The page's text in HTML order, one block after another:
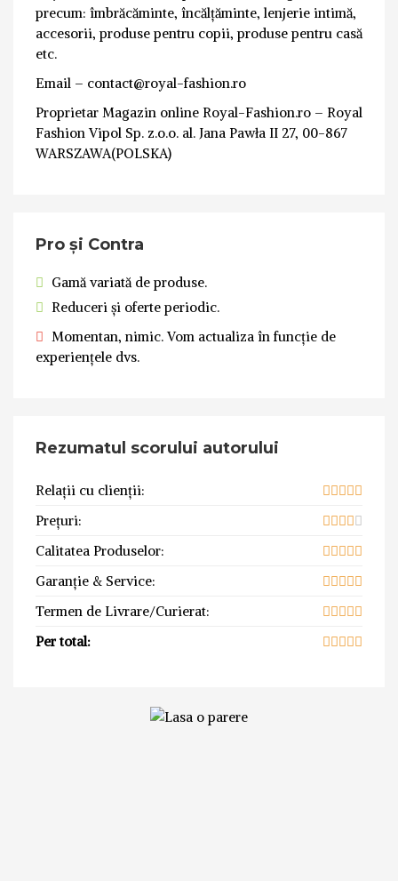
precum: îmbrăcăminte, încălțăminte, lenjerie intimă,
accesorii, produse pentru copii, produse pentru casă
etc.
Email – contact@royal-fashion.ro
Proprietar Magazin online Royal-Fashion.ro – Royal
Fashion Vipol Sp. z.o.o. al. Jana Pawła II 27, 00-867
WARSZAWA(POLSKA)
Pro și Contra
Gamă variată de produse.
Reduceri și oferte periodic.
Momentan, nimic. Vom actualiza în funcție de
experiențele dvs.
Rezumatul scorului autorului
Relații cu clienții:
Prețuri:
Calitatea Produselor:
Garanție & Service:
Termen de Livrare/Curierat:
Per total: